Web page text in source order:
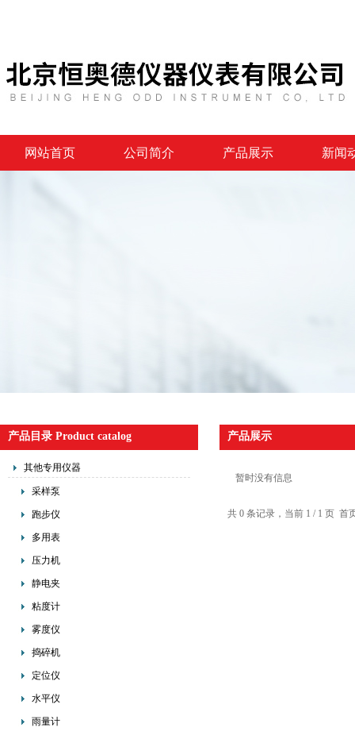
网站首页 公司简介 产品展示 新闻
产品目录 Product catalog
其他专用仪器
采样泵
跑步仪
多用表
压力机
静电夹
粘度计
雾度仪
捣碎机
定位仪
水平仪
雨量计
产品展示
暂时没有信息
共 0 条记录，当前 1 / 1 页